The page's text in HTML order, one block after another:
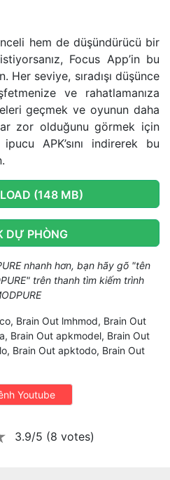
hem de düşündürücü bir
Focus App’in bu
Her seviye, sıradışı düşünce
ve rahatlamanıza
geçmek ve oyunun daha
zor olduğunu görmek için
APK’sını indirerek bu
(148 MB)
DỰ PHÒNG
nhanh hơn, bạn hãy gõ "tên
trên thanh tìm kiếm trình
Brain Out lmhmod, Brain Out
Brain Out apkmodel, Brain Out
Brain Out apktodo, Brain Out
Youtube
3.9/5 (8 votes)